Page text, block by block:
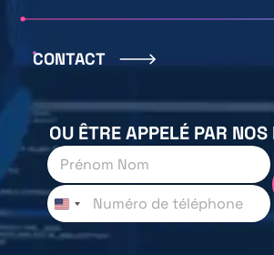
CONTACT
OU ÊTRE APPELÉ PAR
P
r
é
n
o
m
T
é
l
é